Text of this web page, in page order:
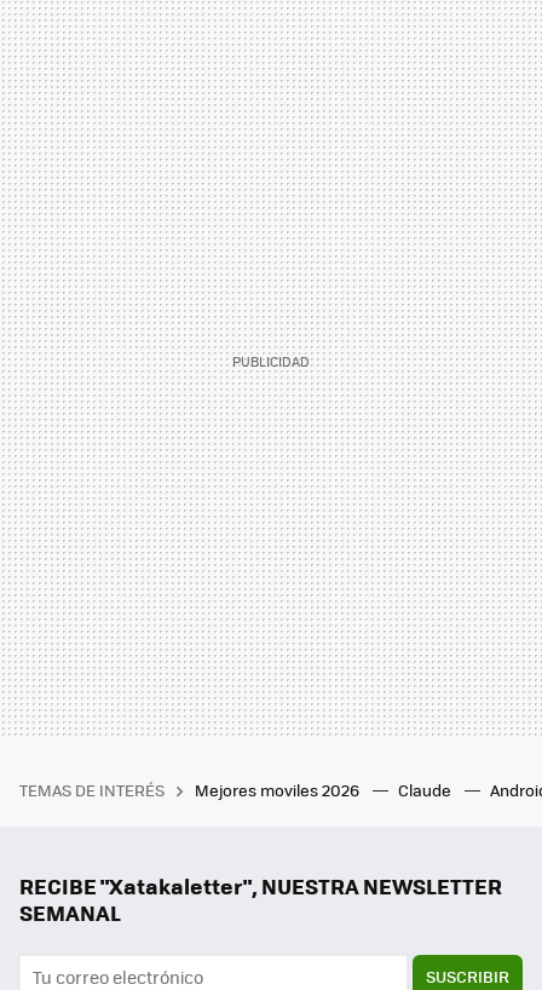
TEMAS DE INTERÉS Mejores moviles 2026 Claude
RECIBE "Xatakaletter", NUESTRA NEWSLETTER
SEMANAL
SUSCRIBIR